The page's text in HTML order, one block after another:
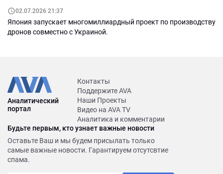
02.07.2026 21:37
Япония запускает многомиллиардный проект по производству
дронов совместно с Украиной.
Аналитический
портал
Контакты
Поддержите AVA
Наши Проекты
Видео на AVA TV
Аналитика и комментарии
Будьте первым, кто узнает важные новости
Оставьте Ваш и мы будем присылать только
самые важные новости. Гарантируем отсутсвтие
спама.